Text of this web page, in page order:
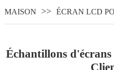
MAISON ÉCRAN LCD
Échantillons